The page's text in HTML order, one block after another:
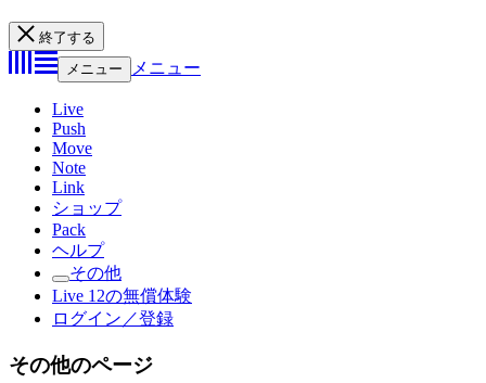
終了する
メニュー
メニュー
Live
Push
Move
Note
Link
ショップ
Pack
ヘルプ
その他
Live 12の無償体験
ログイン／登録
その他のページ